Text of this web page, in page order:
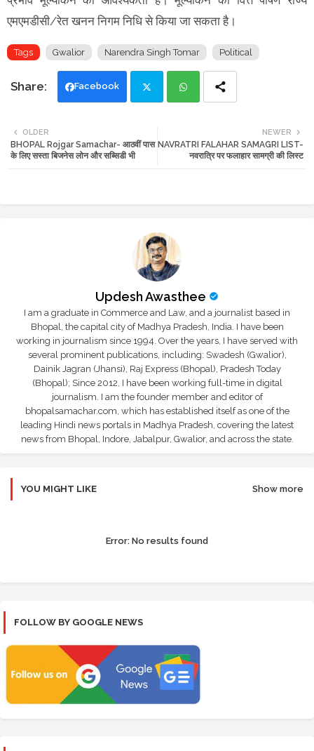
एमएमडीसी/रेत खनन निगम निधि से किया जा सकता है।
Tags Gwalior Narendra Singh Tomar Political
Facebook
tte ats
NEWER
NAVRATRI FALAHAR SAMAGRI LIST-
नवरात्रि पर फलाहार सामग्री की लिस्ट
OLDER
BHOPAL Rojgar Samachar- आठवीं पास
के लिए सस्ता बिजनेस लोन और सब्सिडी भी
Updesh Awasthee
I am a graduate in Commerce and Law, and a journalist based in
Bhopal, the capital city of Madhya Pradesh, India. I have been
working in journalism since 1994. Over the years, I have served with
several prominent publications, including: Swadesh (Gwalior),
Dainik Jagran (Jhansi), Raj Express (Bhopal), Pradesh Today
(Bhopal); Since 2012, I have been working full-time in digital
journalism. I am the founder member and editor of
bhopalsamachar.com, which has established itself as one of the
leading Hindi news portals in Madhya Pradesh, covering the latest
news from Bhopal, Indore, Jabalpur, Gwalior, and across the state.
YOU MIGHT LIKE Show more
Error: No results found
FOLLOW BY GOOGLE NEWS